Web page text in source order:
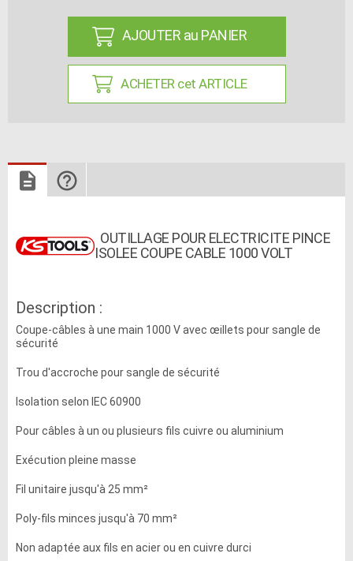
AJOUTER au PANIER
ACHETER cet ARTICLE
OUTILLAGE POUR ELECTRICITE PINCE
ISOLEE COUPE CABLE 1000 VOLT
Description :
Coupe-câbles à une main 1000 V avec œillets pour sangle de
sécurité
Trou d'accroche pour sangle de sécurité
Isolation selon IEC 60900
Pour câbles à un ou plusieurs fils cuivre ou aluminium
Exécution pleine masse
Fil unitaire jusqu'à 25 mm²
Poly-fils minces jusqu'à 70 mm²
Non adaptée aux fils en acier ou en cuivre durci